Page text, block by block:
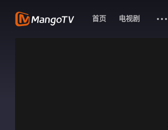
首页 电视剧